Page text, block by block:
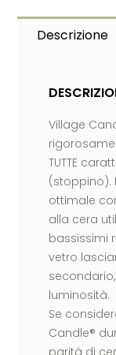
Descrizione
Village
TUTTE
(stoppino).
ottimale
alla cera
bassissimi
vetro
luminosità.
Se
Candle®